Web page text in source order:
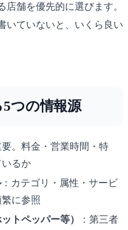
舗を優先的に選びます。
いていないと、いくら良い
つの情報源
要。料金・営業時間・特
るか
：カテゴリ・属性・サービ
に参照
トペッパー等）
：第三者